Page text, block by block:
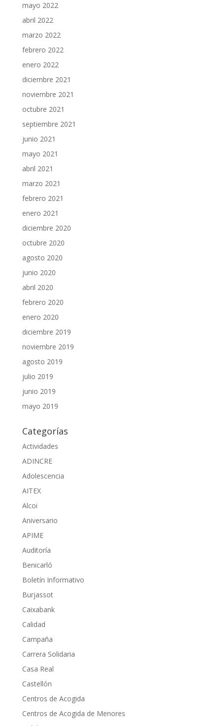
mayo 2022
abril 2022
marzo 2022
febrero 2022
enero 2022
diciembre 2021
noviembre 2021
octubre 2021
septiembre 2021
junio 2021
mayo 2021
abril 2021
marzo 2021
febrero 2021
enero 2021
diciembre 2020
octubre 2020
agosto 2020
junio 2020
abril 2020
febrero 2020
enero 2020
diciembre 2019
noviembre 2019
agosto 2019
julio 2019
junio 2019
mayo 2019
Categorías
Actividades
ADINCRE
Adolescencia
AITEX
Alcoi
Aniversario
APIME
Auditoría
Benicarló
Boletín Informativo
Burjassot
Caixabank
Calidad
Campaña
Carrera Solidaria
Casa Real
Castellón
Centros de Acogida
Centros de Acogida de Menores